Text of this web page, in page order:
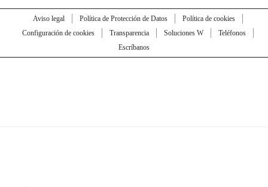
Aviso legal Política de Protección de Datos
Política de cookies
Configuración de cookies
Transparencia Soluciones W
Teléfonos
Escríbanos